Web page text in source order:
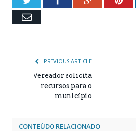
Email
PREVIOUS ARTICLE
Vereador solicita
recursos para o
município
CONTEÚDO RELACIONADO